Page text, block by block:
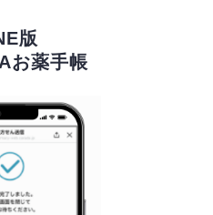
版
お薬手帳